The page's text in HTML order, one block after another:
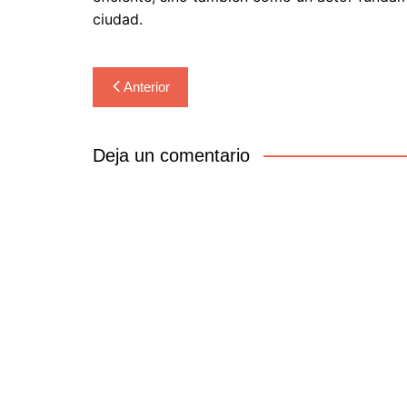
ciudad.
Navegación
de
entradas
Anterior
Deja un comentario